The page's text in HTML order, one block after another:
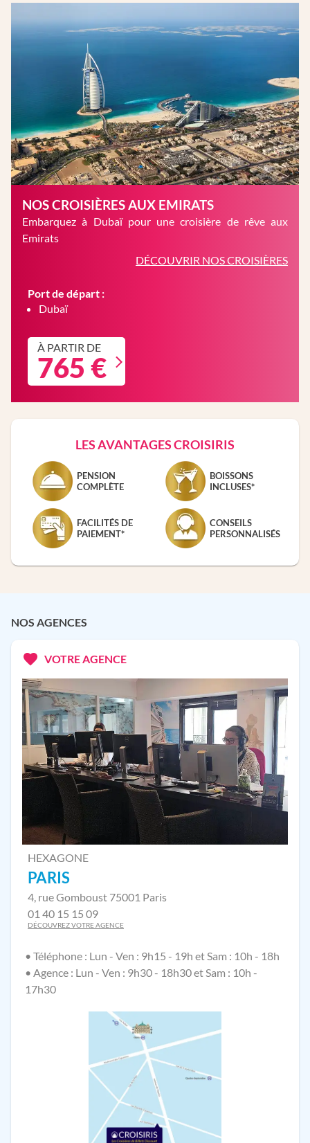
NOS CROISIÈRES AUX EMIRATS
Embarquez à Dubaï pour une croisière de rêve aux
Emirats
DÉCOUVRIR NOS CROISIÈRES
Port de départ :
Dubaï
À PARTIR DE
765 €
LES AVANTAGES CROISIRIS
PENSION
COMPLÈTE
BOISSONS
INCLUSES*
FACILITÉS DE
PAIEMENT*
CONSEILS
PERSONNALISÉS
NOS AGENCES
VOTRE AGENCE
HEXAGONE
PARIS
4, rue Gomboust 75001 Paris
01 40 15 15 09
DÉCOUVREZ VOTRE AGENCE
• Téléphone : Lun - Ven : 9h15 - 19h et Sam : 10h - 18h
• Agence : Lun - Ven : 9h30 - 18h30 et Sam : 10h -
17h30